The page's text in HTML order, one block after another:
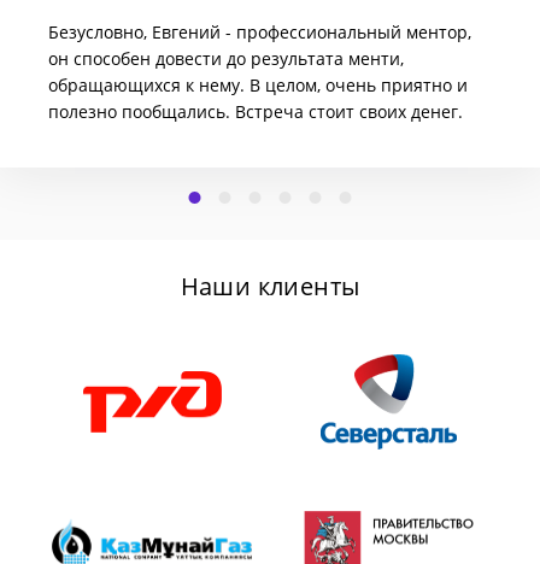
Безусловно, Евгений - профессиональный ментор,
он способен довести до результата менти,
обращающихся к нему. В целом, очень приятно и
полезно пообщались. Встреча стоит своих денег.
Наши клиенты